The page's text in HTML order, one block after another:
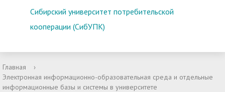
Сибирский университет потребительской
кооперации (СибУПК)
Главная
›
Электронная информационно-образовательная среда и отдельные
информационные базы и системы в университете